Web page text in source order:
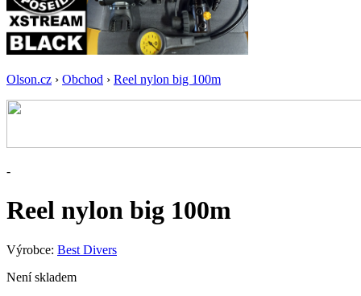
Olson.cz › Obchod › Reel nylon big 100m
-
Reel nylon big 100m
Výrobce: Best Divers
Není skladem